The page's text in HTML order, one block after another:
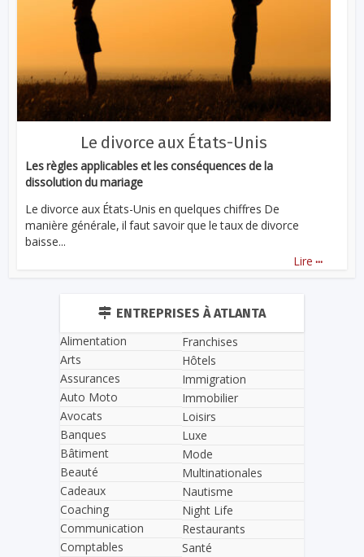
Le divorce aux États-Unis
Les règles applicables et les conséquences de la
dissolution du mariage
Le divorce aux États-Unis en quelques chiffres De
manière générale, il faut savoir que le taux de divorce
baisse...
Lire ...
ENTREPRISES À ATLANTA
Alimentation
Arts
Assurances
Auto Moto
Avocats
Banques
Bâtiment
Beauté
Cadeaux
Coaching
Communication
Comptables
Franchises
Hôtels
Immigration
Immobilier
Loisirs
Luxe
Mode
Multinationales
Nautisme
Night Life
Restaurants
Santé